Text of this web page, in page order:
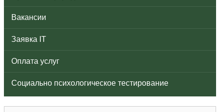
Вакансии
Заявка IT
Оплата услуг
Социально психологическое тестирование